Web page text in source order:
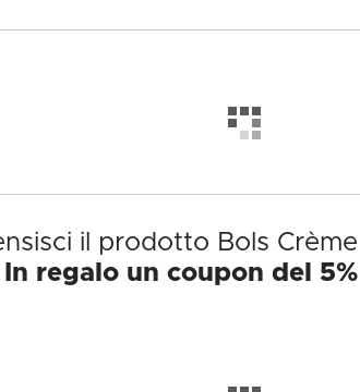
il prodotto Bols Crème
In regalo un coupon del